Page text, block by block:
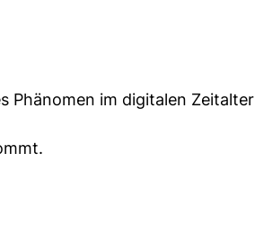
Phänomen im digitalen Zeitalter